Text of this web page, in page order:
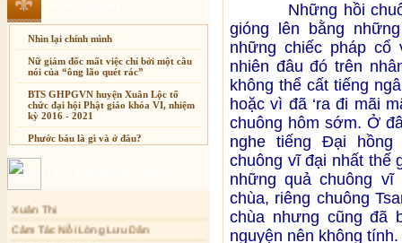
Nhìn lại chính mình
Nữ giám đốc mất việc chỉ bởi một câu
nói của “ông lão quét rác”
BTS GHPGVN huyện Xuân Lộc tổ
chức đại hội Phật giáo khóa VI, nhiệm
kỳ 2016 - 2021
Phước báu là gì và ở đâu?
Sự thương-ghét của con người
Cải đạo: Nguyên nhân & giải pháp
Nỗi lòng của các bệnh nhân nghèo
Cảm Ơn Cuộc đời
Những hồi chuông
gióng lên bằng
những chiếc pháp cổ
nhiên đâu đó trên
không thể cất tiếng
hoặc vì đã ‘ra đi mãi
chuông hôm sớm. Ở
nghe tiếng Đại hồng
chuông vĩ đại nhất thế
những quả chuông
chùa, riêng chuông
chùa nhưng cũng đã
nguyện nên không tính.